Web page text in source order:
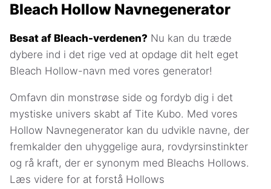
Bleach Hollow Navnegenerator
Besat af Bleach-verdenen? Nu kan du træde
dybere ind i det rige ved at opdage dit helt eget
Bleach Hollow-navn med vores generator!
Omfavn din monstrøse side og fordyb dig i det
mystiske univers skabt af Tite Kubo. Med vores
Hollow Navnegenerator kan du udvikle navne, der
fremkalder den uhyggelige aura, rovdyrsinstinkter
og rå kraft, der er synonym med Bleachs Hollows.
Læs videre for at forstå Hollows